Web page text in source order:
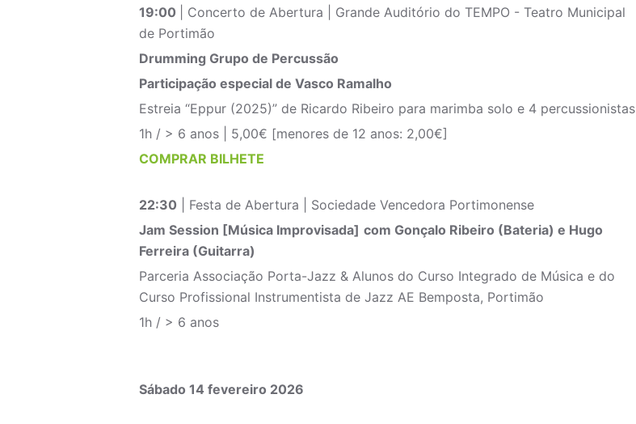
19:00
| Concerto de Abertura | Grande Auditório do TEMPO - Teatro Municipal
de Portimão
Drumming Grupo de Percussão
Participação especial de Vasco Ramalho
Estreia “Eppur (2025)” de Ricardo Ribeiro para marimba solo e 4 percussionistas
1h / > 6 anos | 5,00€ [menores de 12 anos: 2,00€]
COMPRAR BILHETE
22:30 | Festa de Abertura | Sociedade Vencedora Portimonense
Jam Session [Música Improvisada] com Gonçalo Ribeiro (Bateria) e Hugo
Ferreira (Guitarra)
Parceria Associação Porta-Jazz & Alunos do Curso Integrado de Música e do
Curso Profissional Instrumentista de Jazz AE Bemposta, Portimão
1h / > 6 anos
Sábado 14 fevereiro 2026